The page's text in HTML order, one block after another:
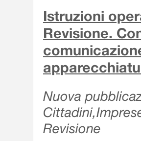
Istruzioni
Revisione.
Nuova
Revisione